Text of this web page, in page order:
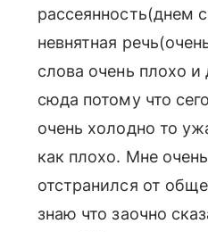
рассеянность(днем
невнятная
слова очень плохо
сюда потому что
очень холодно то
как плохо. Мне
отстранился от
знаю что заочно